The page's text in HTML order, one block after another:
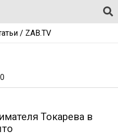
/ ZAB.TV
Токарева в